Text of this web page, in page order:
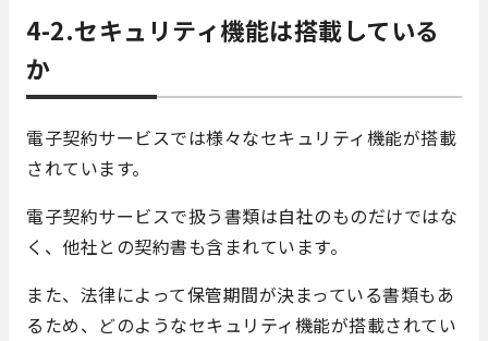
4-2.セキュリティ機能は搭載している
か
電子契約サービスでは様々なセキュリティ機能が搭載
されています。
電子契約サービスで扱う書類は自社のものだけではな
く、他社との契約書も含まれています。
また、法律によって保管期間が決まっている書類もあ
るため、どのようなセキュリティ機能が搭載されてい